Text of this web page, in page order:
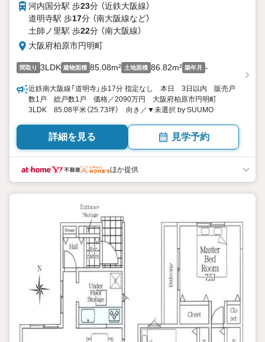
河内国分駅 歩23分 （近鉄大阪線）
道明寺駅 歩17分 （南大阪線など）
土師ノ里駅 歩22分 （南大阪線）
大阪府柏原市円明町
間取り 3LDK 建物面積 85.08m² 土地面積 86.82m² 築年月 -
近鉄南大阪線「道明寺」歩17分 指定なし 本日 3日以内 販売戸
数1戸 総戸数1戸 価格／2090万円 大阪府柏原市円明町
3LDK 85.08平米（25.73坪） 向き／▼未選択 by SUUMO
詳細を見る 見学予約
ほか提供